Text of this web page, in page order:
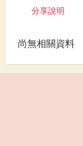
分享說明
尚無相關資料